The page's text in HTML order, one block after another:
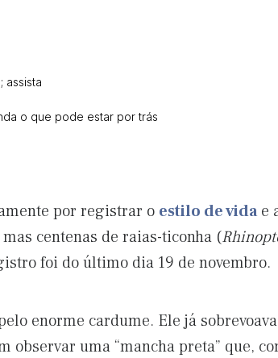
assista
o que pode estar por trás
por registrar o estilo de vidae
centenas de raias-ticonha (
foi do último dia 19 de novembro.
enorme cardume. Ele já
uma “mancha preta” que,